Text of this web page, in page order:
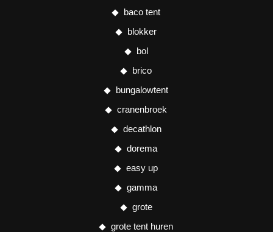
baco tent
blokker
bol
brico
bungalowtent
cranenbroek
decathlon
dorema
easy up
gamma
grote
grote tent huren